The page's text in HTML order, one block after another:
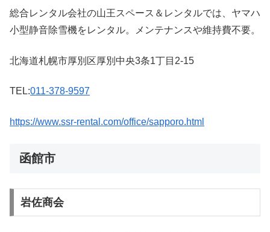
総合レンタル会社の山王スペース＆レンタルでは、ヤマハ
小型静音除雪機をレンタル。メンテナンスや維持費不要。
北海道札幌市厚別区厚別中央3条1丁目2-15
TEL:011-378-9597
https://www.ssr-rental.com/office/sapporo.html
函館市
岩佐商会